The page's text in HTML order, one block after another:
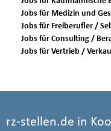
rz-stellen.de in